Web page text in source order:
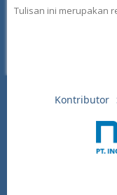
Tulisan ini merupakan
Kontributor